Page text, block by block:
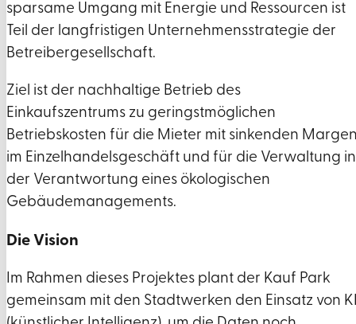
sparsame Umgang mit Energie und Ressourcen ist
Teil der langfristigen Unternehmensstrategie der
Betreibergesellschaft.
Ziel ist der nachhaltige Betrieb des
Einkaufszentrums zu geringstmöglichen
Betriebskosten für die Mieter mit sinkenden
im Einzelhandelsgeschäft und für die Verwaltung in
der Verantwortung eines ökologischen
Gebäudemanagements.
Die Vision
Im Rahmen dieses Projektes plant der Kauf Park
gemeinsam mit den Stadtwerken den Einsatz von